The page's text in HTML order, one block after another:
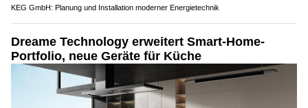
KEG GmbH: Planung und Installation moderner Energietechnik
Dreame Technology erweitert Smart-Home-
Portfolio, neue Geräte für Küche